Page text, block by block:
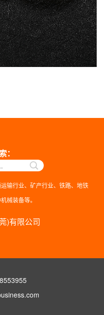
：
输行业、矿产行业、铁路、地铁
械装备等。
)有限公司